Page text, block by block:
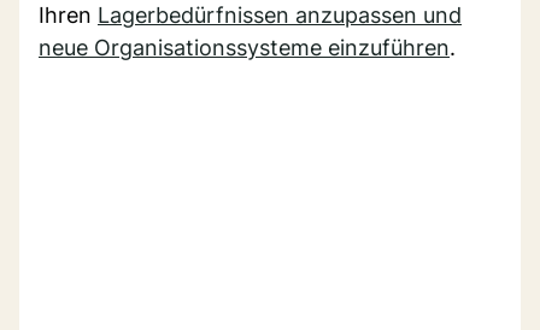
Ihren Lagerbedürfnissen anzupassen und
neue Organisationssysteme einzuführen.